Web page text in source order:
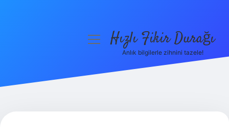
menüyüHızlı Fikir Durağı
Anlık bilgilerle zihnini tazele!